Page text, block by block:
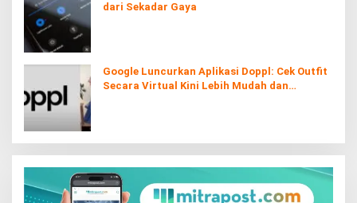
dari Sekadar Gaya
Google Luncurkan Aplikasi Doppl: Cek Outfit
Secara Virtual Kini Lebih Mudah dan